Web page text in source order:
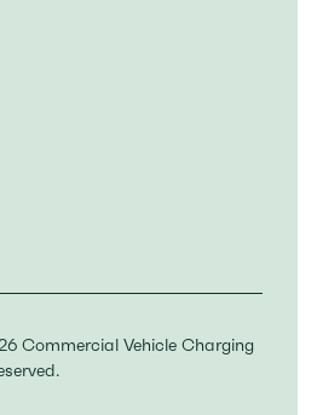
Commercial Vehicle Charging